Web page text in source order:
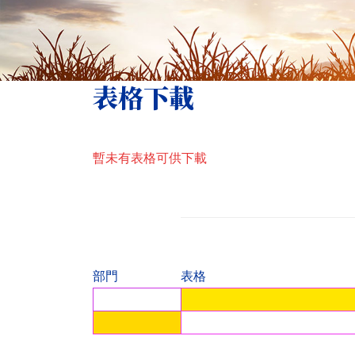
表格下載
暫未有表格可供下載
部門 表格